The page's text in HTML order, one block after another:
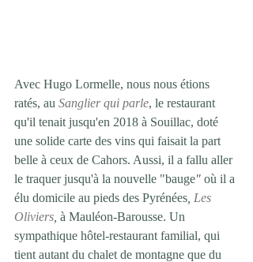
Avec Hugo Lormelle, nous nous étions
ratés, au Sanglier qui parle, le restaurant
qu'il tenait jusqu'en 2018 à Souillac, doté
une solide carte des vins qui faisait la part
belle à ceux de Cahors. Aussi, il a fallu aller
le traquer jusqu'à la nouvelle "bauge" où il a
élu domicile au pieds des Pyrénées Les
Oliviers à Mauléon-Barousse. Un
sympathique hôtel-restaurant familial, qui
tient autant du chalet de montagne que du